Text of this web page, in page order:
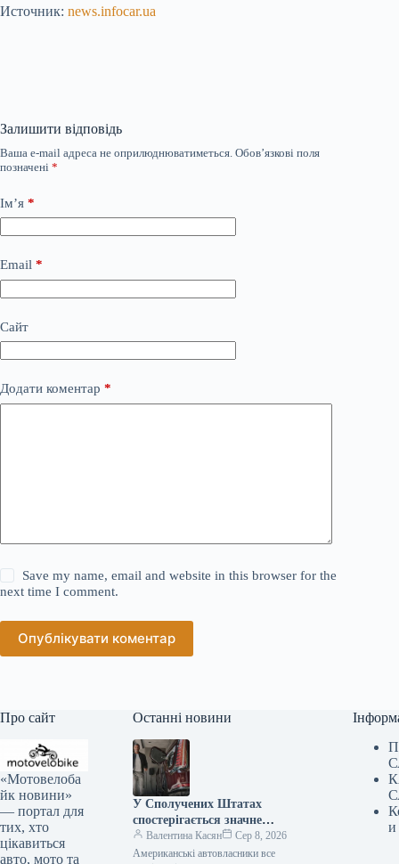
Источник: news.infocar.ua
Залишити відповідь
Ваша e-mail адреса не оприлюднюватиметься. Обов’язкові поля
позначені *
Ім’я *
Email *
Сайт
Додати коментар *
Save my name, email and website in this browser for the
next time I comment.
Опублікувати коментар
Про сайт
«Мотовелоба
йк новини»
— портал для
тих, хто
цікавиться
авто, мото та
Останні новини
У Сполучених Штатах
спостерігається значне
зниження популярності
елітних автомобілів.
Валентина Касян
Сер 8, 2026
Американські автовласники все
и